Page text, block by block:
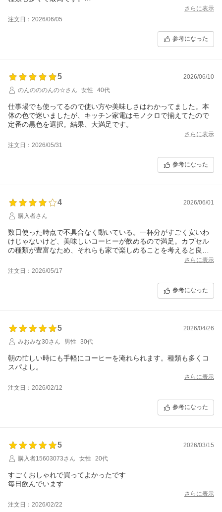
さらに表示
注文日：2026/06/05
参考になった
5
2026/06/10
のんのののんの☆さん
女性 40代
仕事場でも使ってるので使い方や美味しさはわかってました。本
体の色で迷いましたが、キッチン家電はモノクロで揃えてたので
定番の黒色を選択。結果、大満足です。
さらに表示
注文日：2026/05/31
参考になった
4
2026/06/01
購入者さん
数日使った時点で不具合なく動いている。一杯分がすごく安いわ
けじゃないけど、美味しいコーヒーが飲めるので満足。カプセル
の種類が豊富なため、それらも家で楽しめることを考えると良い
買い物をした。付属のグラスも傷がなくシールはキレイに剥がせ
た。暑くなってきたのでアイスコーヒーを淹れるのが楽しみ。
アプリからも操作できるけど、結構ラグがあるのとカプセルをセ
ットしたタイミングで本体を操作するのであんまりアプリ操作は
さらに表示
注文日：2026/05/17
参考になった
5
2026/04/26
みおみな30さん
男性 30代
朝の忙しい時にも手軽にコーヒーを淹れられます。種類も多くコ
スパよし。
さらに表示
注文日：2026/02/12
参考になった
5
2026/03/15
購入者15603073さん
女性 20代
すごくおしゃれで買ってよかったです
毎日飲んでいます
さらに表示
注文日：2026/02/22